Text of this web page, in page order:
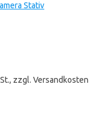
Stativ
zzgl. Versandkosten